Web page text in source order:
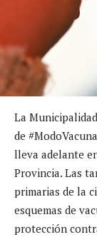
La
de
lleva adelante
Provincia. Las
primarias de la
esquemas de
protección